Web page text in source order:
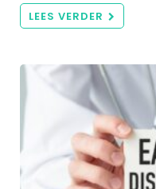
LEES VERDER